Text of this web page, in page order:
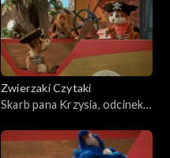
Zwierzaki Czytaki
Skarb pana Krzysia, odcinek